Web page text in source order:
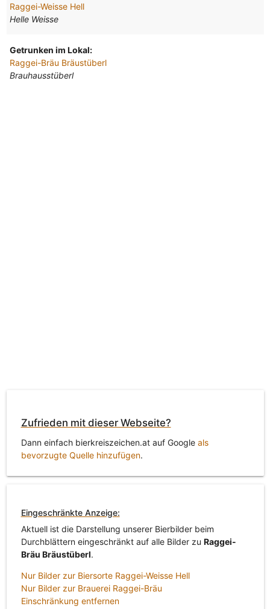
Raggei-Weisse Hell
Helle Weisse
Getrunken im Lokal:
Raggei-Bräu Bräustüberl
Brauhausstüberl
Zufrieden mit dieser Webseite?
Dann einfach bierkreiszeichen.at auf Google als
bevorzugte Quelle hinzufügen.
Eingeschränkte Anzeige:
Aktuell ist die Darstellung unserer Bierbilder beim
Durchblättern eingeschränkt auf alle Bilder zu Raggei-
Bräu Bräustüberl.
Nur Bilder zur Biersorte Raggei-Weisse Hell
Nur Bilder zur Brauerei Raggei-Bräu
Einschränkung entfernen